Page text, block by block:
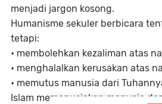
menjadi jargon kosong.
Humanisme sekuler berbicara
tetapi:
• membolehkan kezaliman atas
• menghalalkan kerusakan atas
• memutus manusia dari
Islam memanusiakan manusia